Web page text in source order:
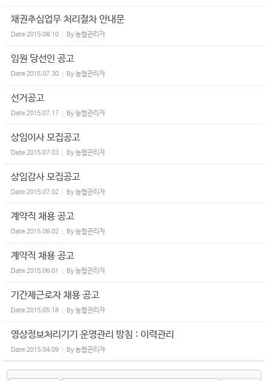
채권추심업무 처리절차 안내문
Date2015.08.10 By농협관리자
임원 당선인 공고
Date2015.07.30 By농협관리자
선거공고
Date2015.07.17 By농협관리자
상임이사 모집공고
Date2015.07.03 By농협관리자
상임감사 모집공고
Date2015.07.02 By농협관리자
계약직 채용 공고
Date2015.06.02 By농협관리자
계약직 채용 공고
Date2015.06.01 By농협관리자
기간제근로자 채용 공고
Date2015.05.18 By농협관리자
영상정보처리기기 운영관리 방침 : 이력관리
Date2015.04.09 By농협관리자